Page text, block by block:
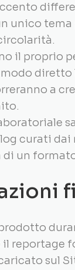
unico tema
il proprio
diretto
a
curati dai
di un
il reportage
sul